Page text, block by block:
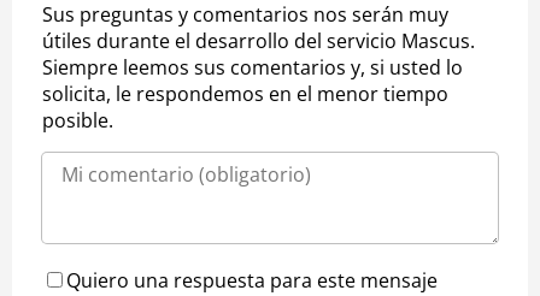
Sus preguntas y comentarios nos serán muy
útiles durante el desarrollo del servicio Mascus.
Siempre leemos sus comentarios y, si usted lo
solicita, le respondemos en el menor tiempo
posible.
Quiero una respuesta para este mensaje